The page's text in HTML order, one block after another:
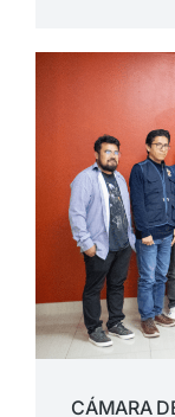
CÁMARA